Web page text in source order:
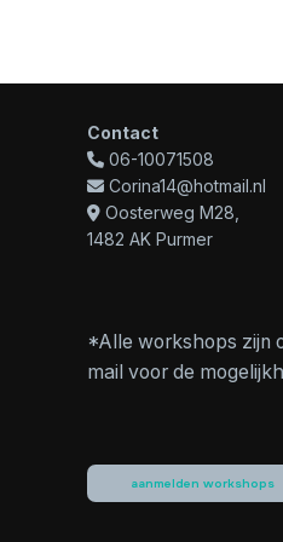
Contact
06-10071508
Corina14@hotmail.nl
Oosterweg M28,
1482 AK Purmer
*Alle workshops zijn
mail voor de
aanmelden workshops